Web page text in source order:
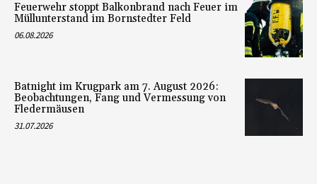
Feuerwehr stoppt Balkonbrand nach Feuer im
Müllunterstand im Bornstedter Feld
06.08.2026
Batnight im Krugpark am 7. August 2026:
Beobachtungen, Fang und Vermessung von
Fledermäusen
31.07.2026